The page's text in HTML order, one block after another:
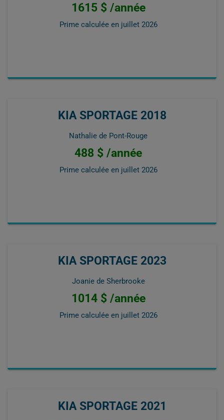
1615 $ /année
Prime calculée en juillet 2026
KIA SPORTAGE 2018
Nathalie de Pont-Rouge
488 $ /année
Prime calculée en juillet 2026
KIA SPORTAGE 2023
Joanie de Sherbrooke
1014 $ /année
Prime calculée en juillet 2026
KIA SPORTAGE 2021